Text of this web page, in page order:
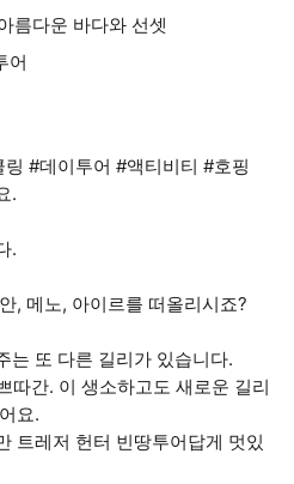
름다운 바다와 선셋
어
#데이투어 #액티비티 #호핑
.
.
, 메노, 아이르를 떠올리시죠?
는 또 다른 길리가 있습니다.
따간. 이 생소하고도 새로운 길리
요.
트레저 헌터 빈땅투어답게 멋있